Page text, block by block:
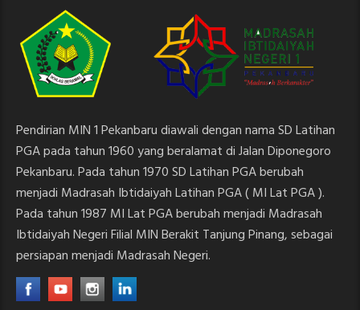
Pendirian MIN 1 Pekanbaru diawali dengan nama SD Latihan
PGA pada tahun 1960 yang beralamat di Jalan Diponegoro
Pekanbaru. Pada tahun 1970 SD Latihan PGA berubah
menjadi Madrasah Ibtidaiyah Latihan PGA ( MI Lat PGA ).
Pada tahun 1987 MI Lat PGA berubah menjadi Madrasah
Ibtidaiyah Negeri Filial MIN Berakit Tanjung Pinang, sebagai
persiapan menjadi Madrasah Negeri.